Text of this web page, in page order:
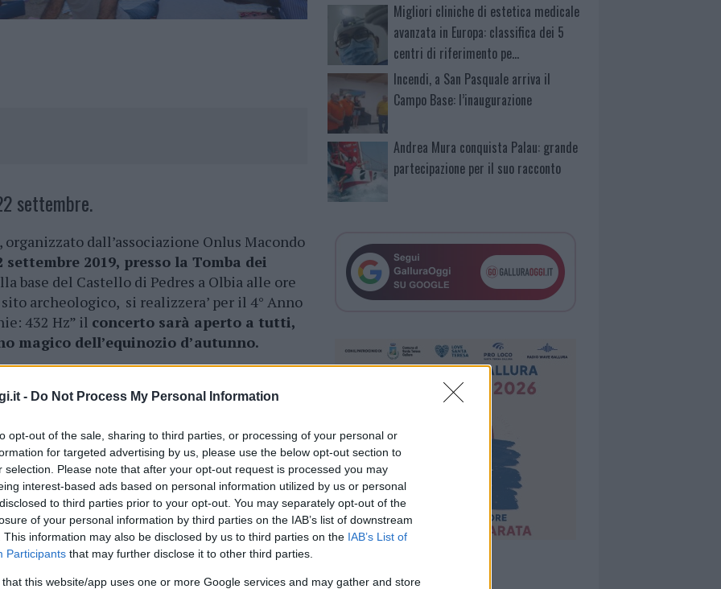
- Do Not Process My Personal Information
opt-out of the sale, sharing to third parties, or processing of your personal or
for targeted advertising by us, please use the below opt-out section to
selection. Please note that after your opt-out request is processed you may
interest-based ads based on personal information utilized by us or personal
to third parties prior to your opt-out. You may separately opt-out of the
of your personal information by third parties on the IAB’s list of downstream
This information may also be disclosed by us to third parties on the IAB’s List of
Participants that may further disclose it to other third parties.
that this website/app uses one or more Google services and may gather and store
settembre.
dall’associazione Onlus Macondo
settembre 2019, presso la Tomba dei
base del Castello di Pedres a Olbia alle ore
archeologico, si realizzera’ per il 4° Anno
432 Hz” il concerto sarà aperto a tutti,
magico dell’equinozio d’autunno.
o semplicemente lasciarsi guidare
formato dalpianista bolognese
Lisa Frassi
mantra, testi sacri di diverse
di creare uno straordinario risultato
concerto verrà realizzato a 432 Hz, la
aurea e la sequenza di Fibonacci.
cuscini, stuoie, tappetini ed
di non deteriorare in alcun modo la
sito archeologico.
Migliori cliniche di estetica medicale
avanzata in Europa: classifica dei 5
centri di riferimento pe…
Incendi, a San Pasquale arriva il
Campo Base: l’inaugurazione
Andrea Mura conquista Palau: grande
partecipazione per il suo racconto